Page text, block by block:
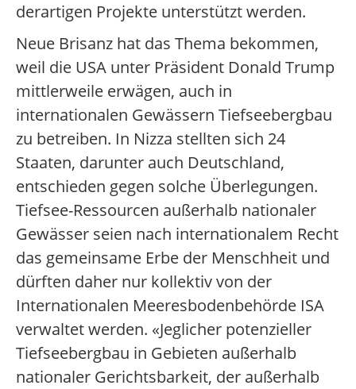
derartigen Projekte unterstützt werden.
Neue Brisanz hat das Thema bekommen,
weil die USA unter Präsident Donald Trump
mittlerweile erwägen, auch in
internationalen Gewässern Tiefseebergbau
zu betreiben. In Nizza stellten sich 24
Staaten, darunter auch Deutschland,
entschieden gegen solche Überlegungen.
Tiefsee-Ressourcen außerhalb nationaler
Gewässer seien nach internationalem Recht
das gemeinsame Erbe der Menschheit und
dürften daher nur kollektiv von der
Internationalen Meeresbodenbehörde ISA
verwaltet werden. «Jeglicher potenzieller
Tiefseebergbau in Gebieten außerhalb
nationaler Gerichtsbarkeit, der außerhalb